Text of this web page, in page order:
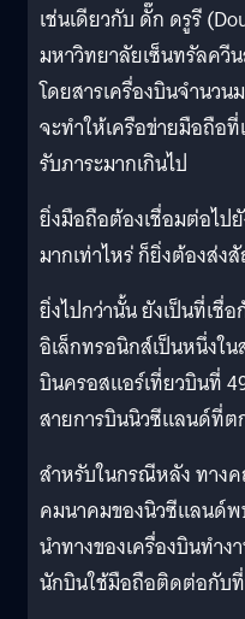
เช่นเดียวกับ ดั๊ก ดรูรี
มหาวิทยาลัยเซ็นทรัลควี
โดยสารเครื่องบินจำนว
จะทำให้เครือข่ายมือถื
รับภาระมากเกินไป
ยิ่งมือถือต้องเชื่อมต่อไ
มากเท่าไหร่ ก็ยิ่งต้องส่
ยิ่งไปกว่านั้น ยังเป็นที่เ
อิเล็กทรอนิกส์เป็นหนึ่งใ
บินครอสแอร์เที่ยวบินที่
สายการบินนิวซีแลนด์ที่ต
สำหรับในกรณีหลัง ทาง
คมนาคมของนิวซีแลนด์
นำทางของเครื่องบินทำ
นักบินใช้มือถือติดต่อกับ